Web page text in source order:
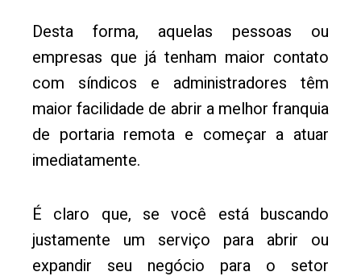
Desta forma, aquelas pessoas ou
empresas que já tenham maior contato
com síndicos e administradores têm
maior facilidade de abrir a melhor franquia
de portaria remota e começar a atuar
imediatamente.
É claro que, se você está buscando
justamente um serviço para abrir ou
expandir seu negócio para o setor